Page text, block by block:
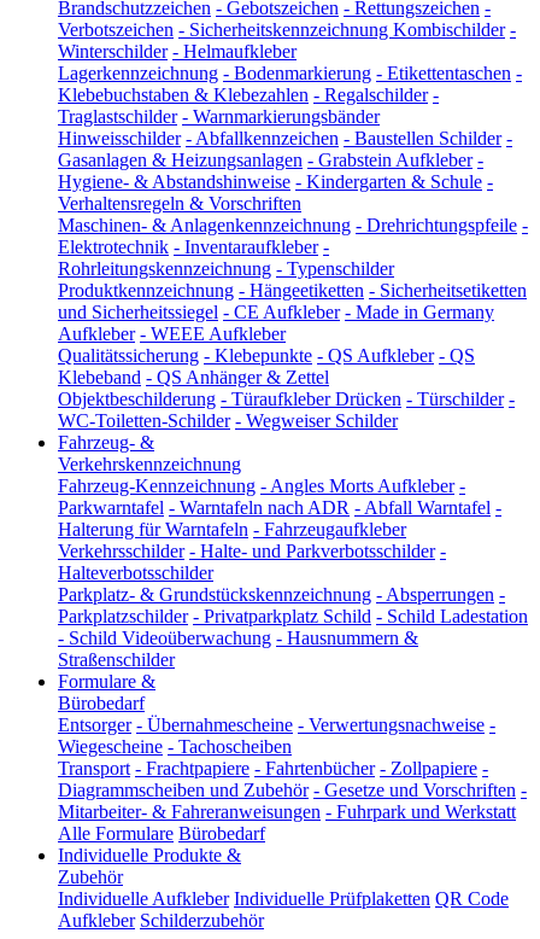
Brandschutzzeichen - Gebotszeichen - Rettungszeichen -
Verbotszeichen - Sicherheitskennzeichnung Kombischilder -
Winterschilder - Helmaufkleber
Lagerkennzeichnung - Bodenmarkierung - Etikettentaschen -
Klebebuchstaben & Klebezahlen - Regalschilder -
Traglastschilder - Warnmarkierungsbänder
Hinweisschilder - Abfallkennzeichen - Baustellen Schilder -
Gasanlagen & Heizungsanlagen - Grabstein Aufkleber -
Hygiene- & Abstandshinweise - Kindergarten & Schule -
Verhaltensregeln & Vorschriften
Maschinen- & Anlagenkennzeichnung - Drehrichtungspfeile -
Elektrotechnik - Inventaraufkleber -
Rohrleitungskennzeichnung - Typenschilder
Produktkennzeichnung - Hängeetiketten - Sicherheitsetiketten
und Sicherheitssiegel - CE Aufkleber - Made in Germany
Aufkleber - WEEE Aufkleber
Qualitätssicherung - Klebepunkte - QS Aufkleber - QS
Klebeband - QS Anhänger & Zettel
Objektbeschilderung - Türaufkleber Drücken - Türschilder -
WC-Toiletten-Schilder - Wegweiser Schilder
Fahrzeug- &
Verkehrskennzeichnung
Fahrzeug-Kennzeichnung - Angles Morts Aufkleber -
Parkwarntafel - Warntafeln nach ADR - Abfall Warntafel -
Halterung für Warntafeln - Fahrzeugaufkleber
Verkehrsschilder - Halte- und Parkverbotsschilder -
Halteverbotsschilder
Parkplatz- & Grundstückskennzeichnung - Absperrungen -
Parkplatzschilder - Privatparkplatz Schild - Schild Ladestation
- Schild Videoüberwachung - Hausnummern &
Straßenschilder
Formulare &
Bürobedarf
Entsorger - Übernahmescheine - Verwertungsnachweise -
Wiegescheine - Tachoscheiben
Transport - Frachtpapiere - Fahrtenbücher - Zollpapiere -
Diagrammscheiben und Zubehör - Gesetze und Vorschriften -
Mitarbeiter- & Fahreranweisungen - Fuhrpark und Werkstatt
Alle Formulare Bürobedarf
Individuelle Produkte &
Zubehör
Individuelle Aufkleber Individuelle Prüfplaketten QR Code
Aufkleber Schilderzubehör